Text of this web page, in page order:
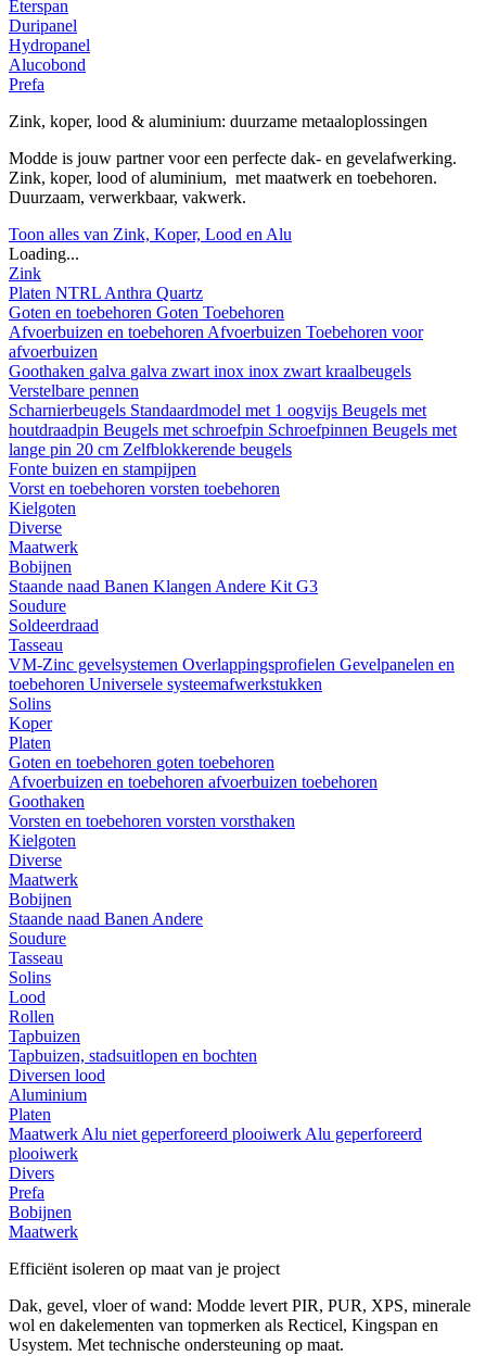
Eterspan
Duripanel
Hydropanel
Alucobond
Prefa
Zink, koper, lood & aluminium: duurzame metaaloplossingen
Modde is jouw partner voor een perfecte dak- en gevelafwerking.
Zink, koper, lood of aluminium, met maatwerk en toebehoren.
Duurzaam, verwerkbaar, vakwerk.
Toon alles van Zink, Koper, Lood en Alu
Loading...
Zink
Platen NTRL Anthra Quartz
Goten en toebehoren Goten Toebehoren
Afvoerbuizen en toebehoren Afvoerbuizen Toebehoren voor
afvoerbuizen
Goothaken galva galva zwart inox inox zwart kraalbeugels
Verstelbare pennen
Scharnierbeugels Standaardmodel met 1 oogvijs Beugels met
houtdraadpin Beugels met schroefpin Schroefpinnen Beugels met
lange pin 20 cm Zelfblokkerende beugels
Fonte buizen en stampijpen
Vorst en toebehoren vorsten toebehoren
Kielgoten
Diverse
Maatwerk
Bobijnen
Staande naad Banen Klangen Andere Kit G3
Soudure
Soldeerdraad
Tasseau
VM-Zinc gevelsystemen Overlappingsprofielen Gevelpanelen en
toebehoren Universele systeemafwerkstukken
Solins
Koper
Platen
Goten en toebehoren goten toebehoren
Afvoerbuizen en toebehoren afvoerbuizen toebehoren
Goothaken
Vorsten en toebehoren vorsten vorsthaken
Kielgoten
Diverse
Maatwerk
Bobijnen
Staande naad Banen Andere
Soudure
Tasseau
Solins
Lood
Rollen
Tapbuizen
Tapbuizen, stadsuitlopen en bochten
Diversen lood
Aluminium
Platen
Maatwerk Alu niet geperforeerd plooiwerk Alu geperforeerd
plooiwerk
Divers
Prefa
Bobijnen
Maatwerk
Efficiënt isoleren op maat van je project
Dak, gevel, vloer of wand: Modde levert PIR, PUR, XPS, minerale
wol en dakelementen van topmerken als Recticel, Kingspan en
Usystem. Met technische ondersteuning op maat.